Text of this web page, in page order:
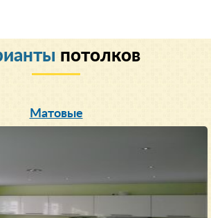
потолков
Матовые